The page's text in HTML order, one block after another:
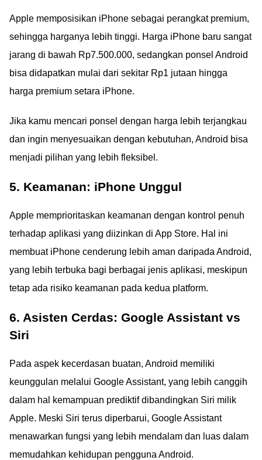
Apple memposisikan iPhone sebagai perangkat premium,
sehingga harganya lebih tinggi. Harga iPhone baru sangat
jarang di bawah Rp7.500.000, sedangkan ponsel Android
bisa didapatkan mulai dari sekitar Rp1 jutaan hingga
harga premium setara iPhone.
Jika kamu mencari ponsel dengan harga lebih terjangkau
dan ingin menyesuaikan dengan kebutuhan, Android bisa
menjadi pilihan yang lebih fleksibel.
5. Keamanan: iPhone Unggul
Apple memprioritaskan keamanan dengan kontrol penuh
terhadap aplikasi yang diizinkan di App Store. Hal ini
membuat iPhone cenderung lebih aman daripada Android,
yang lebih terbuka bagi berbagai jenis aplikasi, meskipun
tetap ada risiko keamanan pada kedua platform.
6. Asisten Cerdas: Google Assistant vs
Siri
Pada aspek kecerdasan buatan, Android memiliki
keunggulan melalui Google Assistant, yang lebih canggih
dalam hal kemampuan prediktif dibandingkan Siri milik
Apple. Meski Siri terus diperbarui, Google Assistant
menawarkan fungsi yang lebih mendalam dan luas dalam
memudahkan kehidupan pengguna Android.